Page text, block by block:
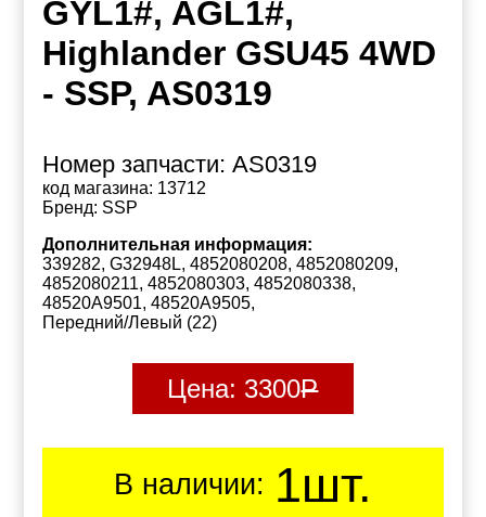
GYL1#, AGL1#,
Highlander GSU45 4WD
- SSP, AS0319
Номер запчасти: AS0319
код магазина: 13712
Бренд: SSP
Дополнительная информация:
339282, G32948L, 4852080208, 4852080209,
4852080211, 4852080303, 4852080338,
48520A9501, 48520A9505,
Передний/Левый (22)
Цена: 3300Р
В наличии: 1шт.